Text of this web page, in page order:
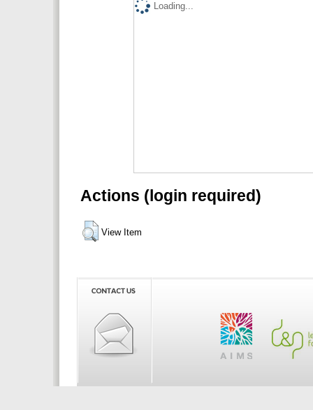
Loading...
Actions (login required)
View Item